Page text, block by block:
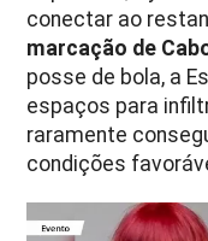
conectar ao
marcação de
posse de bola, a
espaços para
raramente
condições